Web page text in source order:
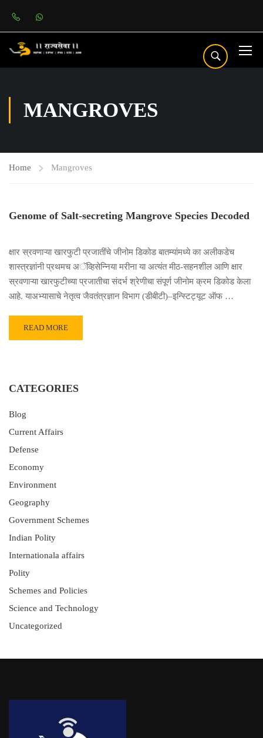
MANGROVES
Home Mangroves
Genome of Salt-secreting Mangrove Species Decoded
क्षार स्रवणाऱ्या खारफुटी प्रजातींचे जीनोम डिकोड बातम्यांमध्ये का अलीकडेच
शास्त्रज्ञांनी प्रथमच अॅव्हिसेन्निया मरीना या अत्यंत मीठ-सहनशील आणि क्षार
स्रवणाऱ्या खारफुटीच्या प्रजातीचा संदर्भ श्रेणीचा संपूर्ण जीनोम क्रम डिकोड केला
आहे. याअभ्यासाचे नेतृत्व जैवतंत्रज्ञान विभाग (डीबीटी)–इन्स्टिट्यूट ऑफ …
READ MORE
CATEGORIES
Blog
Current Affairs
Defense
Economy
Environment
Geography
Government Schemes
Indian Polity
Internationala affairs
Polity
Schemes and Policies
Science and Technology
Uncategorized